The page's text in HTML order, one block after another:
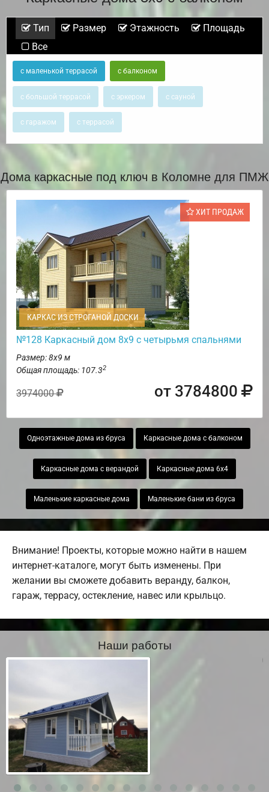
Тип Размер Этажность
Площадь
Все
с маленькой террасой с балконом
с большой террасой с эркером с сауной
с гаражом с террасой
Дома каркасные под ключ в Коломне для ПМЖ
ХИТ ПРОДАЖ
КАРКАС ИЗ СТРОГАНОЙ ДОСКИ
№128 Каркасный дом 8х9 с четырьмя спальнями
Размер: 8х9 м
Общая площадь: 107.32
3974000 от 3784800
Одноэтажные дома из бруса Каркасные дома с балконом
Каркасные дома с верандой Каркасные дома 6х4
Маленькие каркасные дома Маленькие бани из бруса
Внимание! Проекты, которые можно найти в нашем
интернет-каталоге, могут быть изменены. При
желании вы сможете добавить веранду, балкон,
гараж, террасу, остекление, навес или крыльцо.
Наши работы